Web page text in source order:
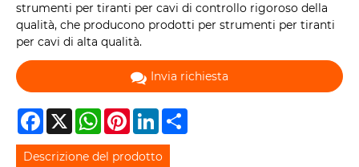
strumenti per tiranti per cavi di controllo rigoroso della
qualità, che producono prodotti per strumenti per tiranti
per cavi di alta qualità.
Invia richiesta
Facebook
X WhatsAppPinterestLinkedIn
Descrizione del prodotto